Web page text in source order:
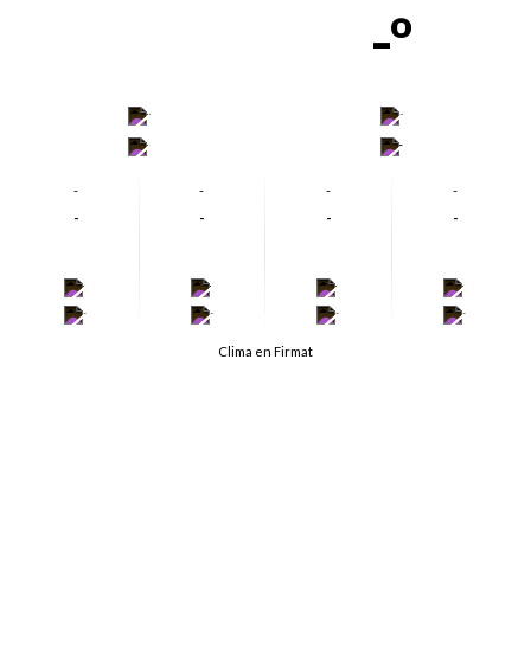
-º
-
-
-
-
-
-
-
-
-
-
-
-
-
-
-
-
-
-
-
-
Clima en Firmat